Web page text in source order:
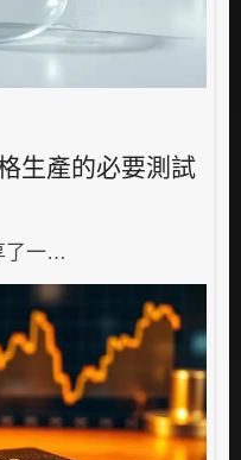
生產的必要測試
了一…